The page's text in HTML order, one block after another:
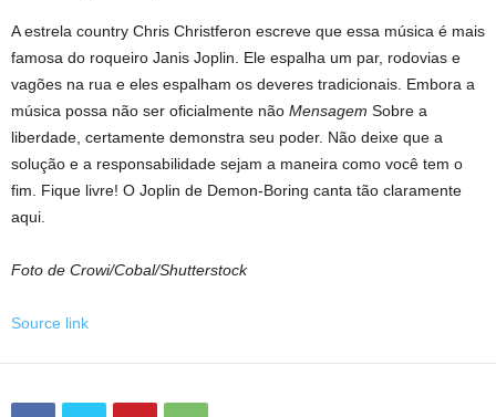
A estrela country Chris Christferon escreve que essa música é mais
famosa do roqueiro Janis Joplin. Ele espalha um par, rodovias e
vagões na rua e eles espalham os deveres tradicionais. Embora a
música possa não ser oficialmente não Mensagem Sobre a
liberdade, certamente demonstra seu poder. Não deixe que a
solução e a responsabilidade sejam a maneira como você tem o
fim. Fique livre! O Joplin de Demon-Boring canta tão claramente
aqui.
Foto de Crowi/Cobal/Shutterstock
Source link